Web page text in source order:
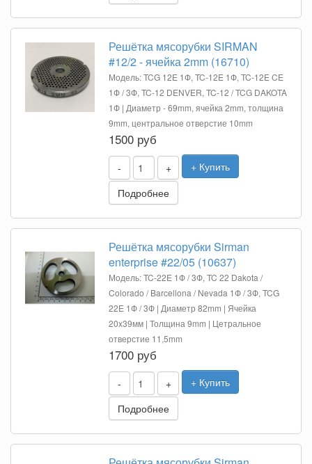
Решётка мясорубки SIRMAN
#12/2 - ячейка 2mm (16710)
Модель: TCG 12E 1Ф, TC-12E 1Ф, TC-12E CE
1Ф / 3Ф, TC-12 DENVER, TC-12 / TCG DAKOTA
1Ф | Диаметр - 69mm, ячейка 2mm, толщина
9mm, центральное отверстие 10mm
1500 руб
- +
+ Купить
Подробнее
Решётка мясорубки Sirman
enterprise #22/05 (10637)
Модель: TC-22E 1Ф / 3Ф, TC 22 Dakota /
Colorado / Barcellona / Nevada 1Ф / 3Ф, TCG
22E 1Ф / 3Ф | Диаметр 82mm | Ячейка
20x39мм | Толщина 9mm | Цетральное
отверстие 11,5mm
1700 руб
- +
+ Купить
Подробнее